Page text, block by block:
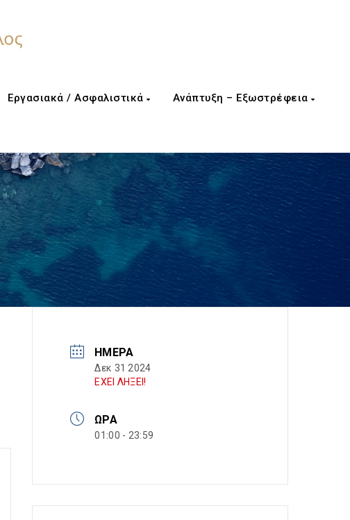
Εργασιακά / Ασφαλιστικά Ανάπτυξη – Εξωστρέφεια
ΗΜΈΡΑ
Δεκ 31 2024
ΕΧΕΙ ΛΗΞΕΙ!
ΏΡΑ
01:00 - 23:59